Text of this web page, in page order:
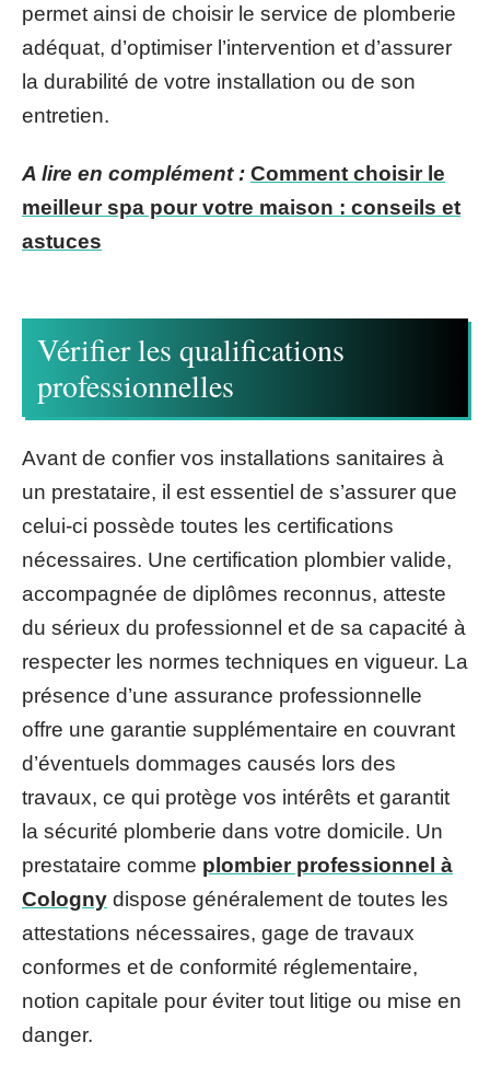
permet ainsi de choisir le service de plomberie
adéquat, d’optimiser l’intervention et d’assurer
la durabilité de votre installation ou de son
entretien.
A lire en complément : Comment choisir le
meilleur spa pour votre maison : conseils et
astuces
Vérifier les qualifications
professionnelles
Avant de confier vos installations sanitaires à
un prestataire, il est essentiel de s’assurer que
celui-ci possède toutes les certifications
nécessaires. Une certification plombier valide,
accompagnée de diplômes reconnus, atteste
du sérieux du professionnel et de sa capacité à
respecter les normes techniques en vigueur. La
présence d’une assurance professionnelle
offre une garantie supplémentaire en couvrant
d’éventuels dommages causés lors des
travaux, ce qui protège vos intérêts et garantit
la sécurité plomberie dans votre domicile. Un
prestataire comme plombier professionnel à
Cologny dispose généralement de toutes les
attestations nécessaires, gage de travaux
conformes et de conformité réglementaire,
notion capitale pour éviter tout litige ou mise en
danger.